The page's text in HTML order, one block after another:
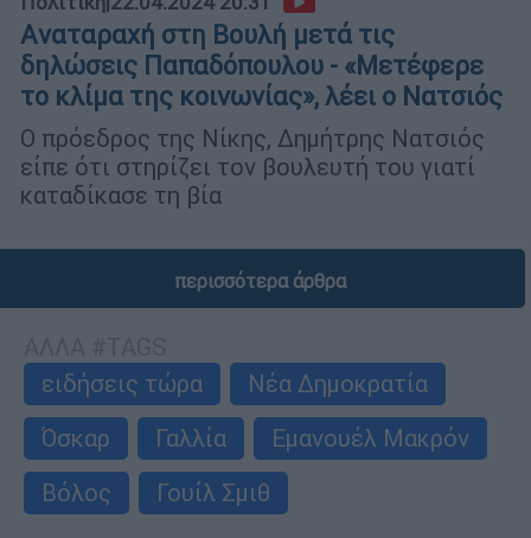
Aναταραχή στη Βουλή μετά τις
δηλώσεις Παπαδόπουλου - «Μετέφερε
το κλίμα της κοινωνίας», λέει ο Νατσιός
Ο πρόεδρος της Νίκης, Δημήτρης Νατσιός
είπε ότι στηρίζει τον βουλευτή του γιατί
καταδίκασε τη βία
περισσότερα άρθρα
ειδήσεις τώρα
Νέα Δημοκρατία
Όσκαρ
Γαλλία
Εμανουέλ Μακρόν
Βόλος
Γουίλ Σμιθ